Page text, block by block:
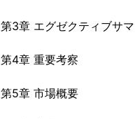
第3章 エグゼクティブサ
第4章 重要考察
第5章 市場概要